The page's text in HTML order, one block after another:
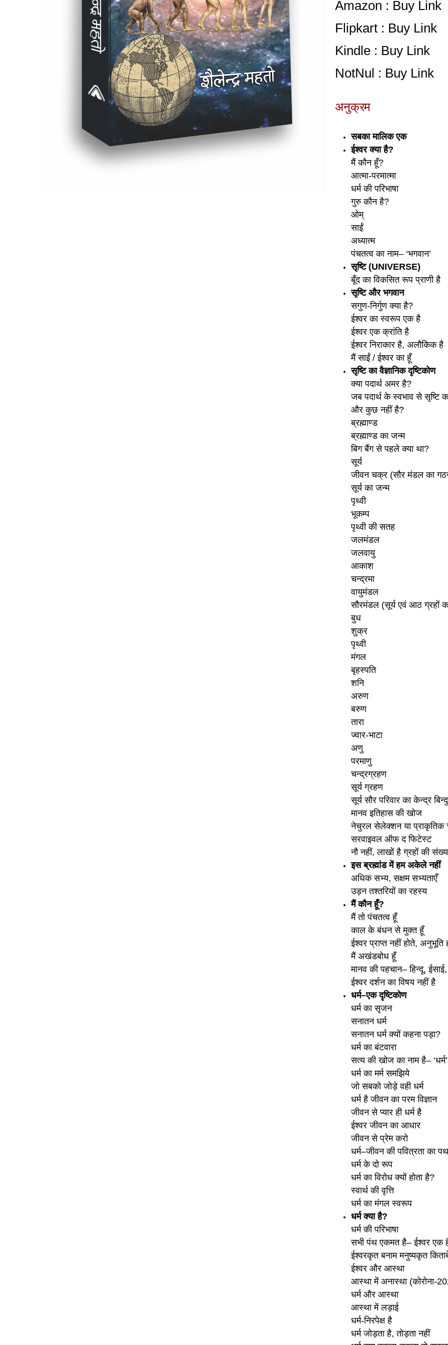
Amazon : Buy Link
Flipkart : Buy Link
Kindle : Buy Link
NotNul : Buy Link
अनुक्रम
सबका मालिक एक
ईश्‍वर क्या है?
मैं कौन हूँ?
आत्मा-परमात्मा
धर्म की परिभाषा
गुरु कौन है?
ओम्
साईं
अध्यात्म
पंचतत्व का नाम– ‘भगवान’
सृष्‍टि (UNIVERSE)
बूँद का विकसित रूप प्राणी है
सृष्‍टि और भगवान
सगुण-निर्गुण क्या है?
ईश्‍वर का स्वरूप एक है
ईश्‍वर एक क्रांति है
ईश्‍वर निराकार है, अलौकिक है
मैं साईं / ईश्‍वर का हूँ
सृष्‍टि का वैज्ञानिक द‍ृष्‍टिकोण
क्या पदार्थ अमर है?
जब पदार्थ के स्वभाव से सृष्‍टि
और कुछ नहीं है?
ब्रह्माण्ड
ब्रह्माण्ड का जन्म
बिग बैंग से पहले क्या था?
सूर्य
जीवन चक्र (सौर मंडल का
सूर्य का जन्म
पृथ्वी
भूकम्प
पृथ्वी की सतह
जलमंडल
जलवायु
आकाश
चन्द्रमा
वायुमंडल
सौरमंडल (सूर्य एवं आठ ग्रहों
बुध
शुक्र
पृथ्वी
मंगल
बृहस्पति
शनि
अरुण
बरुण
तारा
ज्वार-भाटा
अणु
परमाणु
चन्द्रग्रहण
सूर्य ग्रहण
सूर्य सौर परिवार का केन्द्र
मानव इतिहास की खोज
नेचुरल सेलेक्शन या प्राकृतिक
सरवाइवल ऑफ द फिटेस्ट
नौ नहीं, लाखों है ग्रहों की
इस ब्रह्मांड में हम अकेले नहीं
अधिक सभ्य, सक्षम सभ्यताएँ
उड़न तश्तरियों का रहस्य
मैं कौन हूँ?
मैं तो पंचतत्व हूँ
काल के बंधन से मुक्त हूँ
ईश्‍वर प्राप्त नहीं होते, अनुभूति
मैं अखंडबोध हूँ
मानव की पहचान– हिन्दू,
ईश्‍वर दर्शन का विषय नहीं है
धर्म–एक द‍ृष्‍टिकोण
धर्म का सृजन
सनातन धर्म
सनातन धर्म क्यों कहना पड़ा?
धर्म का बंटवारा
सत्य की खोज का नाम है– ‘धर्म’
धर्म का मर्म समझिये
जो सबको जोड़े वही धर्म
धर्म है जीवन का परम विज्ञान
जीवन से प्यार ही धर्म है
ईश्‍वर जीवन का आधार
जीवन से प्रेम करो
धर्म–जीवन की पवित्रता का
धर्म के दो रूप
धर्म का विरोध क्यों होता है?
स्वार्थ की वृत्ति
धर्म का मंगल स्वरूप
धर्म क्या है?
धर्म की परिभाषा
सभी पंथ एकमत है– ईश्‍वर एक
ईश्‍वरकृत बनाम मनुष्यकृत
ईश्‍वर और आस्था
आस्था में अनास्था (कोरोना-
धर्म और आस्था
आस्था में लड़ाई
धर्म-निरपेक्ष है
धर्म जोड़ता है, तोड़ता नहीं